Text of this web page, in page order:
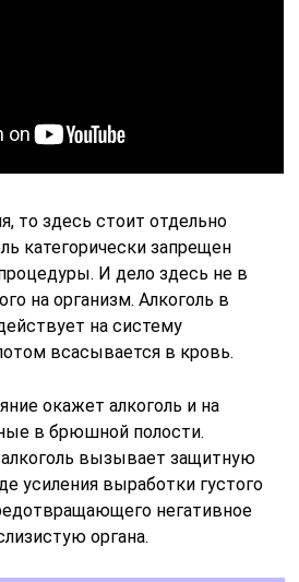
то здесь стоит отдельно
категорически запрещен
И дело здесь не в
на организм. Алкоголь в
на систему
всасывается в кровь.
окажет алкоголь и на
в брюшной полости.
вызывает защитную
усиления выработки густого
негативное
органа.